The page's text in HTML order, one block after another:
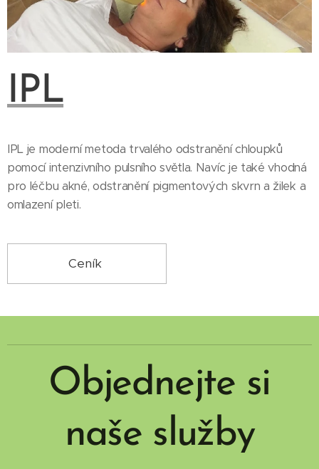
IPL
IPL je moderní metoda trvalého odstranění chloupků
pomocí intenzivního pulsního světla. Navíc je také vhodná
pro léčbu akné, odstranění pigmentových skvrn a žilek a
omlazení pleti.
Ceník
Objednejte si
naše služby